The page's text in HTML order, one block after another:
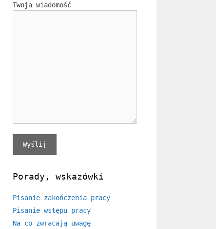
Twoja wiadomość
Porady, wskazówki
Pisanie zakończenia pracy
Pisanie wstępu pracy
Na co zwracają uwagę